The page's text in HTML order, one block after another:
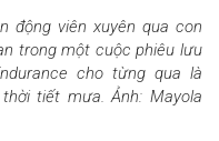
động viên xuyên qua con
trong một cuộc phiêu lưu
cho từng qua là
tiết mưa. Ảnh: Mayola